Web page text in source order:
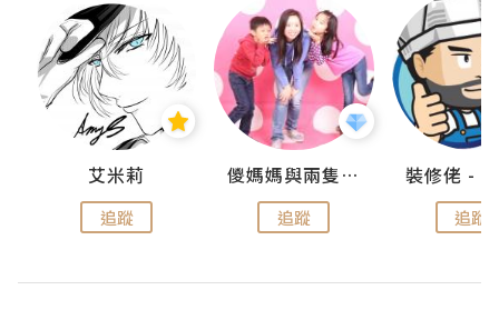
艾米莉
追蹤
儍媽媽與兩隻小魔怪之家
追蹤 追蹤